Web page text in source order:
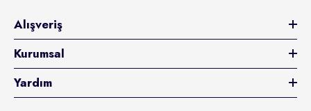
Alışveriş
Kurumsal
Yardım